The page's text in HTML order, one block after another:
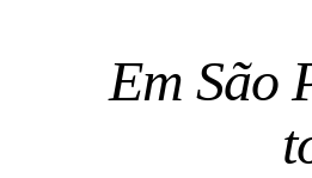
Em São